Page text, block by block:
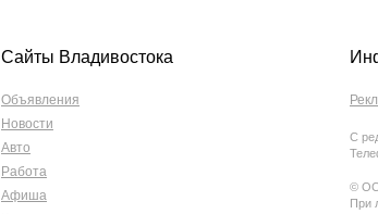
Сайты Владивостока
Объявления
Новости
Авто
Работа
Афиша
С
©
При